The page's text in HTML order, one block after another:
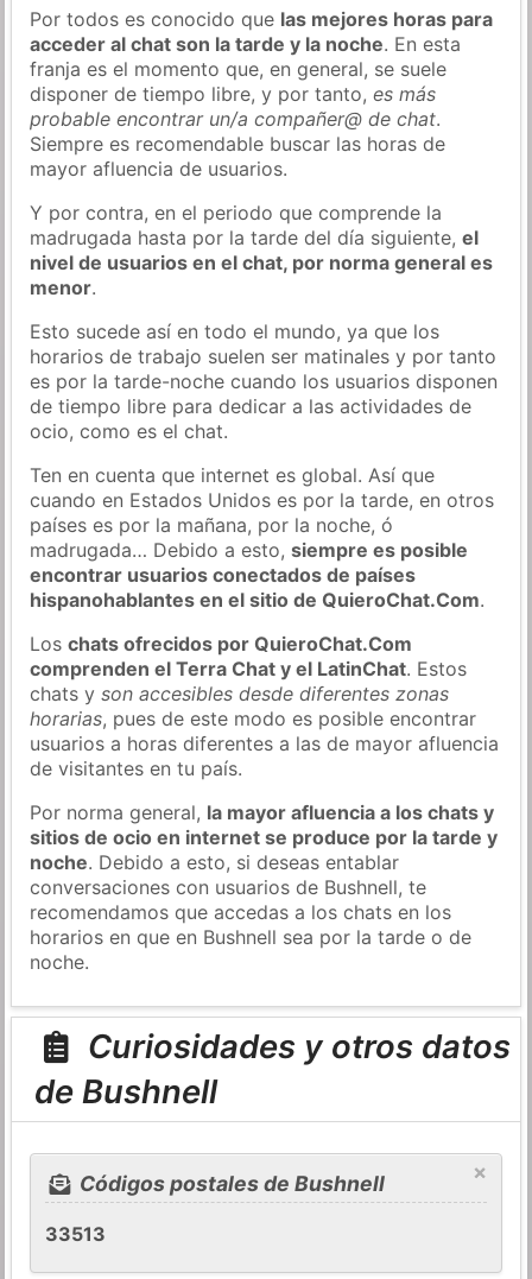
Por todos es conocido que las mejores horas para
acceder al chat son la tarde y la noche. En esta
franja es el momento que, en general, se suele
disponer de tiempo libre, y por tanto,es más
probable encontrar un/a compañer@ de chat.
Siempre es recomendable buscar las horas de
mayor afluencia de usuarios.
Y por contra, en el periodo que comprende la
madrugada hasta por la tarde del día siguiente,el
nivel de usuarios en el chat, por norma general es
menor.
Esto sucede así en todo el mundo, ya que los
horarios de trabajo suelen ser matinales y por tanto
es por la tarde-noche cuando los usuarios disponen
de tiempo libre para dedicar a las actividades de
ocio, como es el chat.
Ten en cuenta que internet es global. Así que
cuando en Estados Unidos es por la tarde, en otros
países es por la mañana, por la noche, ó
madrugada… Debido a esto,siempre es posible
encontrar usuarios conectados de países
hispanohablantes en el sitio de QuieroChat.Com.
Loschats ofrecidos por QuieroChat.Com
comprenden el Terra Chat y el LatinChat. Estos
chats yson accesibles desde diferentes zonas
horarias, pues de este modo es posible encontrar
usuarios a horas diferentes a las de mayor afluencia
de visitantes en tu país.
Por norma general, la mayor afluencia a los chats y
sitios de ocio en internet se produce por la tarde y
noche. Debido a esto, si deseas entablar
conversaciones con usuarios de Bushnell, te
recomendamos que accedas a los chats en los
horarios en que en Bushnell sea por la tarde o de
noche.
Curiosidades y otros datos
de Bushnell
×
Códigos postales de Bushnell
33513